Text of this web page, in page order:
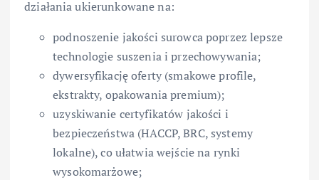
działania ukierunkowane na:
podnoszenie jakości surowca poprzez lepsze
technologie suszenia i przechowywania;
dywersyfikację oferty (smakowe profile,
ekstrakty, opakowania premium);
uzyskiwanie certyfikatów jakości i
bezpieczeństwa (HACCP, BRC, systemy
lokalne), co ułatwia wejście na rynki
wysokomarżowe;